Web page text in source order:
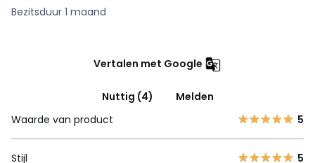
Bezitsduur 1 maand
Vertalen met Google
Nuttig (4)
Melden
Waarde van product
5
Stijl 5